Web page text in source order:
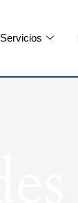
Servicios